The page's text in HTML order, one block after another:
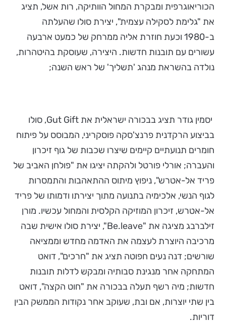
הכוריאוגרפית ומבקרת המחול הוותיקה, רות אשל, תציג
את "גלימת לסקילה עצמית", יצירת סולו שהעלתה
ב-1980 וכעת חוזרת אליה ממרחק של כמעט ארבעה
עשורים עם תובנות חדשות. היצירה, שעוסקת בהיטהרות,
נולדה בהשראת מנהג 'תשליך' של ראש השנה;
יסמין גודר תציג בבכורה ישראלית את Gut Gift, סולו
בביצוע הרקדנית פרנצ'סקה פוסקריני, המבוסס על פיתוח
חומרים תנועתיים קיימים שיצרו שכבות של גוף זיכרון
והעברה; אורלי פורטל ולהקתה יציגו את "פולחן האביב של
פריד אל-אטרש", ניפוץ מיתוס ההתאהבות והתמסרות
לגוף הנשי, אלכימיה בתנועה מתוך יצירתו ודמותו של פריד
אל-אטרש, זיכרון המוזיקה הקלסית והמחול עכשיו. מורן
זילברבג מציגה את "Be.leave", יצירת סולו אישית שבה
מרכיבה היוצרת לעצמה את האדמה מחדש וממציאה
שורשים; דנה נעים חפוטה תציג את "חרכים", דואט
המתחקה אחר מנגינת סבותיה ומבקש לדלות תובנות
חדשות; מיה רשף תעלה בבכורה את "חוט הקצה", דואט
בין שתי יוצרות, אם ובת, שעוקב אחר נקודות הממשק הבין
דוריות.